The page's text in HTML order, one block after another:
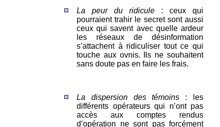
La peur du ridicule : ceux qui
pourraient trahir le secret sont aussi
ceux qui savent avec quelle ardeur
les réseaux de désinformation
s’attachent à ridiculiser tout ce qui
touche aux ovnis. Ils ne souhaitent
sans doute pas en faire les frais.
La dispersion des témoins : les
différents opérateurs qui n’ont pas
accès aux comptes rendus
d’opération ne sont pas forcément